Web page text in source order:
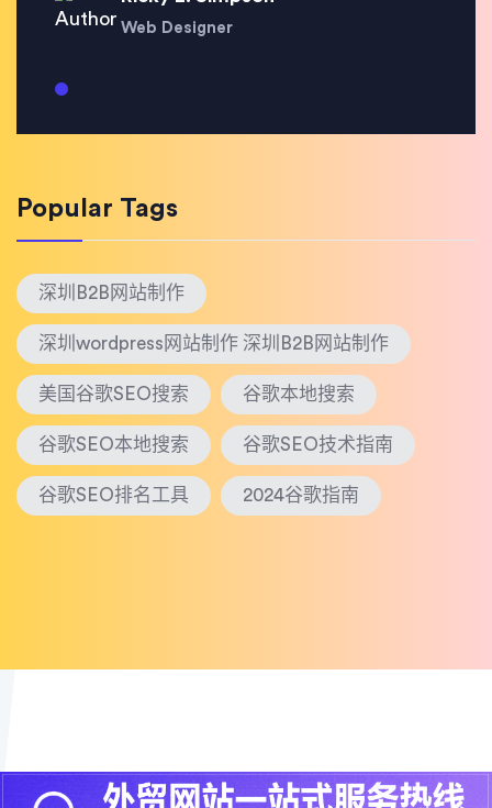
Web Designer
Popular Tags
深圳B2B网站制作
深圳wordpress网站制作 深圳B2B网站制作
美国谷歌SEO搜索 谷歌本地搜索
谷歌SEO本地搜索 谷歌SEO技术指南
谷歌SEO排名工具 2024谷歌指南